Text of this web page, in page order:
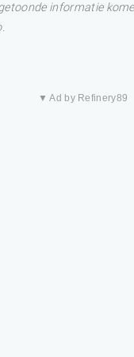
informatie
▼ Ad by Refinery89